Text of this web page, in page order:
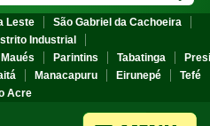
Leste
São Gabriel da Cachoeira
Industrial
Maués Parintins Tabatinga
Manacapuru Eirunepé
Tefé
Acre